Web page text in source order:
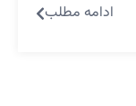
ادامه مطلب